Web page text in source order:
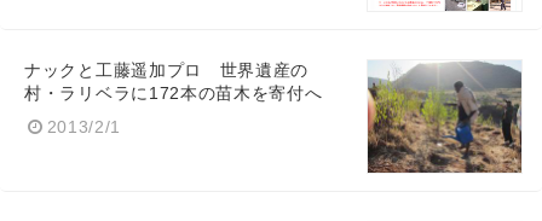
ナックと工藤遥加プロ 世界遺産の
村・ラリベラに172本の苗木を寄付へ
2013/2/1